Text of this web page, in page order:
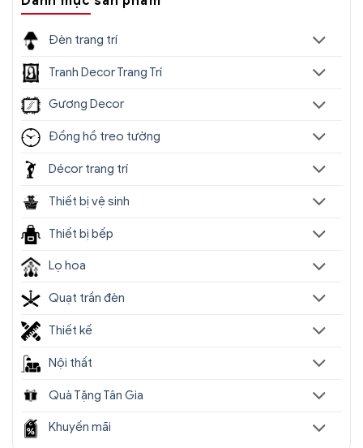
Đèn trang trí
Tranh Decor Trang Trí
Gương Decor
Đồng hồ treo tường
Décor trang trí
Thiết bị vệ sinh
Thiết bị bếp
Lọ hoa
Quạt trần đèn
Thiết kế
Nội thất
Quà Tặng Tân Gia
Khuyến mãi